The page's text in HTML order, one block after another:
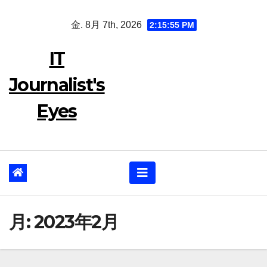
金. 8月 7th, 2026 2:15:56 PM
IT
Journalist's
Eyes
月:2023年2月